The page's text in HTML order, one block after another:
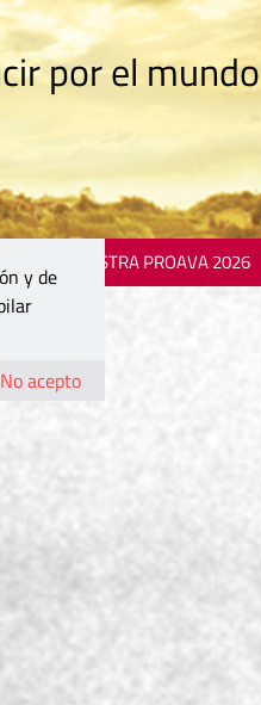
por el
MOSTRA PROAVA 2026
y de
No acepto